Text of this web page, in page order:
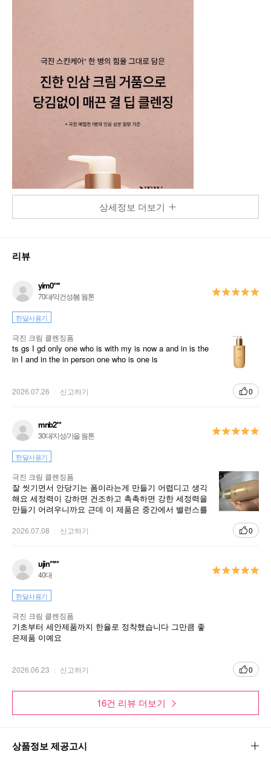
상세정보 더보기
리뷰
yim0***
70대/악건성/봄 웜톤
한달사용기
극진 크림 클렌징폼
ts gs I gd only one who is with my is now a and in is the
in I and in the in person one who is one is
2026.07.26 신고하기 0
mnb2**
30대/지성/가을 웜톤
한달사용기
극진 크림 클렌징폼
잘 씻기면서 안당기는 폼이라는게 만들기 어렵디고 생긱
해요 세정력이 강하면 건조하고 촉촉하면 강한 세정력을
만들기 어려우니까요 근데 이 제품은 중간에서 밸런스를
감한 피부도 쓰기 좋은 것 같습니다
2026.07.08 신고하기 0
ujin****
40대
한달사용기
극진 크림 클렌징폼
기초부터 세안제품까지 한율로 정착했습니다 그만큼 좋
은제품 이예요
2026.06.23 신고하기 0
16건 리뷰 더보기
상품정보 제공고시